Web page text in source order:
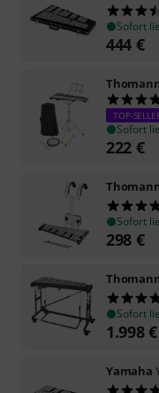
Sofort
444 €
TOP-
Sofort
222 €
Sofort
298 €
Sofort
1.998€
Yamaha